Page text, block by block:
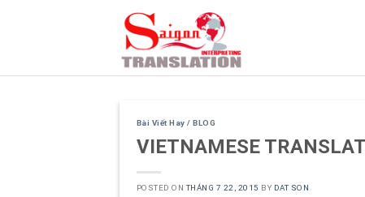
Bài Viết Hay / BLOG
VIETNAMESE
POSTED ONTHÁNG 7 22, 2015 BY DAT SON